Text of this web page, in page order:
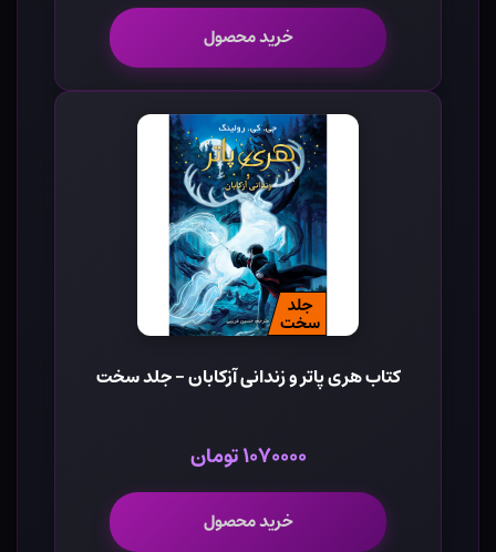
خرید محصول
کتاب هری پاتر و زندانی آزکابان - جلد سخت
۱۰۷۰۰۰۰ تومان
خرید محصول